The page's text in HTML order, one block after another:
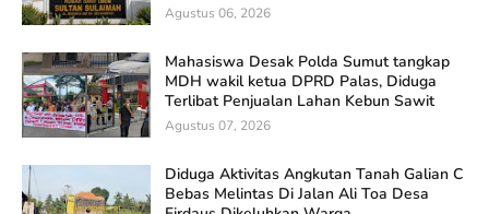
Agustus 06, 2026
Mahasiswa Desak Polda Sumut tangkap
MDH wakil ketua DPRD Palas, Diduga
Terlibat Penjualan Lahan Kebun Sawit
Agustus 07, 2026
Diduga Aktivitas Angkutan Tanah Galian C
Bebas Melintas Di Jalan Ali Toa Desa